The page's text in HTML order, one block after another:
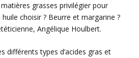
grasses privilégier pour
choisir ? Beurre et margarine ?
Angélique Houlbert.
différents types d’acides gras et